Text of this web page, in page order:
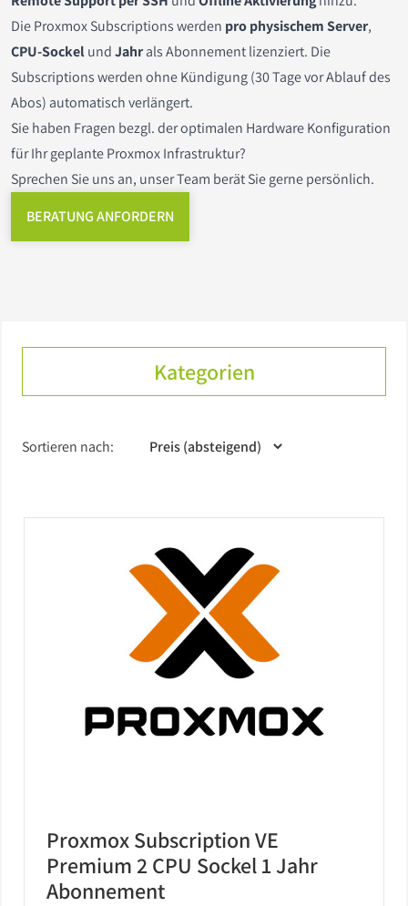
Die Proxmox Subscriptions werden pro physischem Server,
CPU-SockelundJahrals Abonnement lizenziert. Die
Subscriptions werden ohne Kündigung (30 Tage vor Ablauf des
Abos) automatisch verlängert.
Sie haben Fragen bezgl. der optimalen Hardware Konfiguration
für Ihr geplante Proxmox Infrastruktur?
Sprechen Sie uns an, unser Team berät Sie gerne persönlich.
BERATUNG ANFORDERN
Kategorien
Sortieren nach:
Proxmox Subscription VE
Premium 2 CPU Sockel 1 Jahr
Abonnement
Intel Xeon E3
Intel Core i
Intel Pentium
AMD EPYC
AMD Ryzen
High Performance Computing
KI Server
Supercomputing für KI und Forschung
DATEV
Silent
Konfigurator
Software
Windows Server 2025
Windows Server 2025 Core/User/Device CALs
Server Leasing
Komponenten & Zubehör
Riser Karten
Erweiterungskarten
SSD Laufwerke
Festplatten
Flash Module (DOM)
Optische Laufwerke
SFP+ / QSFP
Power
USV
GRAID SupremeRAID
Supermicro Workstations
Intel Xeon E
Intel Xeon E5
Intel Xeon E3
Intel Core i
Intel Xeon Scalable 3rd Gen
Konfigurator
Zubehör
Sale & Aktionen